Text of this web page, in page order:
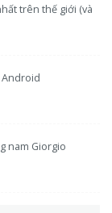
trên thế giới (và
nam Giorgio